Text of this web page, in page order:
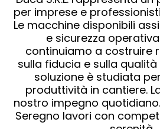
per imprese e
Le macchine disponibili
e sicurezza
continuiamo a costruire
sulla fiducia e sulla qualità
soluzione è studiata
produttività in cantiere.
nostro impegno quotidiano.
Seregno lavori con